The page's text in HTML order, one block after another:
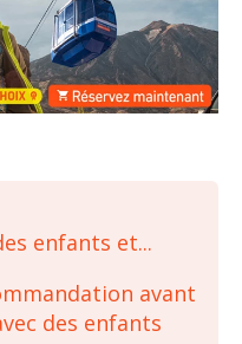
enfants et...
avant
des enfants